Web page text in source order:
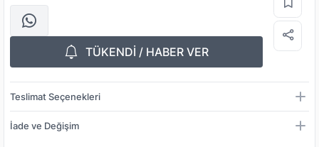
TÜKENDİ / HABER VER
Teslimat Seçenekleri
İade ve Değişim